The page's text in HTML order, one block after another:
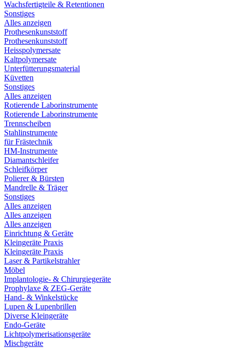
Wachsfertigteile & Retentionen
Sonstiges
Alles anzeigen
Prothesenkunststoff
Prothesenkunststoff
Heisspolymersate
Kaltpolymersate
Unterfütterungsmaterial
Küvetten
Sonstiges
Alles anzeigen
Rotierende Laborinstrumente
Rotierende Laborinstrumente
Trennscheiben
Stahlinstrumente
für Frästechnik
HM-Instrumente
Diamantschleifer
Schleifkörper
Polierer & Bürsten
Mandrelle & Träger
Sonstiges
Alles anzeigen
Alles anzeigen
Alles anzeigen
Einrichtung & Geräte
Kleingeräte Praxis
Kleingeräte Praxis
Laser & Partikelstrahler
Möbel
Implantologie- & Chirurgiegeräte
Prophylaxe & ZEG-Geräte
Hand- & Winkelstücke
Lupen & Lupenbrillen
Diverse Kleingeräte
Endo-Geräte
Lichtpolymerisationsgeräte
Mischgeräte